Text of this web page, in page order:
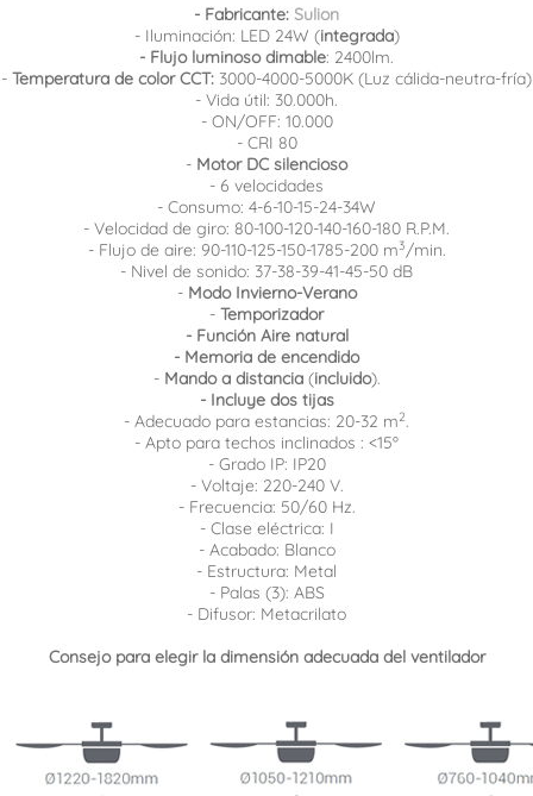
- Fabricante: Sulion
- Iluminación: LED 24W (integrada)
- Flujo luminoso dimable: 2400lm.
- Temperatura de color CCT: 3000-4000-5000K (Luz cálida-neutra-fría)
- Vida útil: 30.000h.
- ON/OFF: 10.000
- CRI 80
- Motor DC silencioso
- 6 velocidades
- Consumo: 4-6-10-15-24-34W
- Velocidad de giro: 80-100-120-140-160-180 R.P.M.
- Flujo de aire: 90-110-125-150-1785-200 m3/min.
- Nivel de sonido: 37-38-39-41-45-50 dB
- Modo Invierno-Verano
- Temporizador
- Función Aire natural
- Memoria de encendido
- Mando a distancia(incluido).
- Incluye dos tijas
- Adecuado para estancias: 20-32 m2.
- Apto para techos inclinados : <15º
- Grado IP: IP20
- Voltaje: 220-240 V.
- Frecuencia: 50/60 Hz.
- Clase eléctrica: I
- Acabado: Blanco
- Estructura: Metal
- Palas (3): ABS
- Difusor: Metacrilato
Consejo para elegir la dimensión adecuada del ventilador